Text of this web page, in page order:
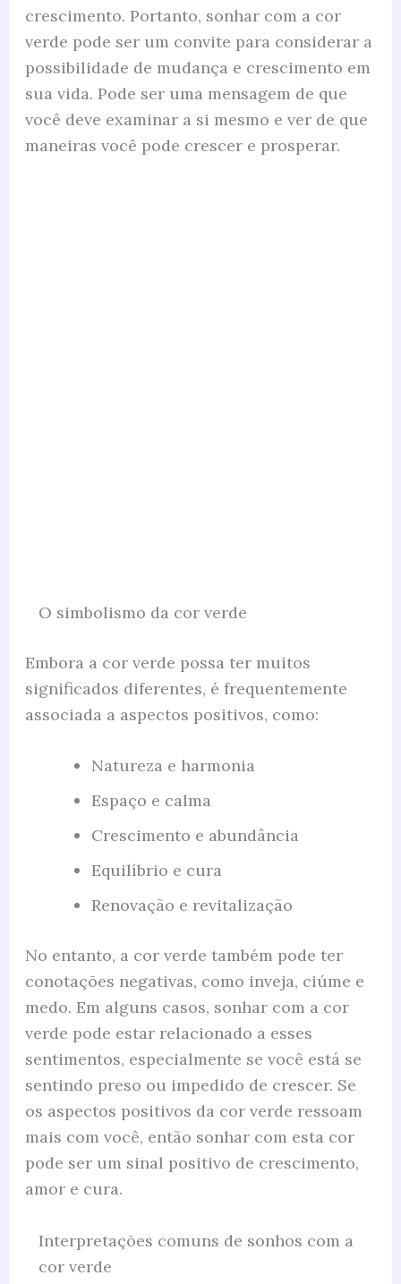
crescimento. Portanto, sonhar com a cor
verde pode ser um convite para considerar a
possibilidade de mudança e crescimento em
sua vida. Pode ser uma mensagem de que
você deve examinar a si mesmo e ver de que
maneiras você pode crescer e prosperar.
O simbolismo da cor verde
Embora a cor verde possa ter muitos
significados diferentes, é frequentemente
associada a aspectos positivos, como:
Natureza e harmonia
Espaço e calma
Crescimento e abundância
Equilíbrio e cura
Renovação e revitalização
No entanto, a cor verde também pode ter
conotações negativas, como inveja, ciúme e
medo. Em alguns casos, sonhar com a cor
verde pode estar relacionado a esses
sentimentos, especialmente se você está se
sentindo preso ou impedido de crescer. Se
os aspectos positivos da cor verde ressoam
mais com você, então sonhar com esta cor
pode ser um sinal positivo de crescimento,
amor e cura.
Interpretações comuns de sonhos com a
cor verde